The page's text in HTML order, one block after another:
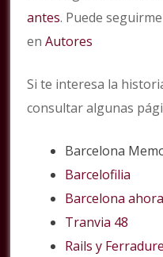
antes. Puede
enAutores
Si te interesa la
consultar algunas
Barcelona
Barcelofilia
Barcelona
Tranvia 48
Rails y